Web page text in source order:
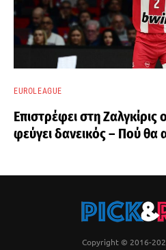
EUROLEAGUE
Επιστρέφει στη Ζαλγκίρις
φεύγει δανεικός – Πού θα
Copyright © 2016-